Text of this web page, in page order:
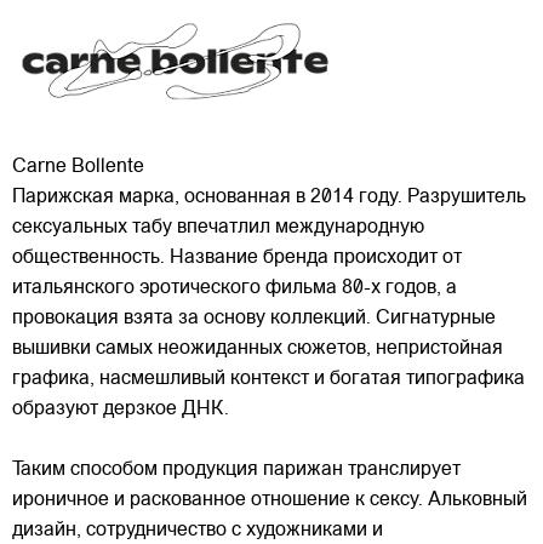
Carne Bollente
Парижская марка, основанная в 2014 году. Разрушитель
сексуальных табу впечатлил международную
общественность. Название бренда происходит от
итальянского эротического фильма 80-х годов, а
провокация взята за основу коллекций. Сигнатурные
вышивки самых неожиданных сюжетов, непристойная
графика, насмешливый контекст и богатая типографика
образуют дерзкое ДНК.
Таким способом продукция парижан транслирует
ироничное и раскованное отношение к сексу. Альковный
дизайн, сотрудничество с художниками и